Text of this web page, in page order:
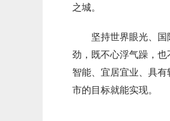
之城。
坚持世界眼光、
劲，既不心浮气躁，
智能、宜居宜业、具
市的目标就能实现。